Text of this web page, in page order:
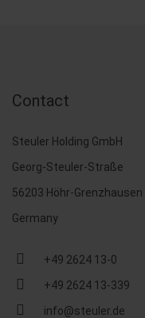
Contact
Steuler Holding GmbH
Georg-Steuler-Straße
56203 Höhr-Grenzhausen
Germany
+49 2624 13-0
+49 2624 13-339
info@steuler.de